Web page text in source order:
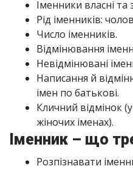
Іменники власні та
Рід іменників:
Число іменників.
Відмінювання
Невідмінювані
Написання й
імен по батькові.
Кличний відмінок
жіночих іменах).
Іменник – що
Розпізнавати